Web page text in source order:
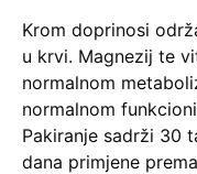
Krom doprinosi
u krvi. Magnezij te
normalnom
normalnom
Pakiranje sadrži 30
dana primjene